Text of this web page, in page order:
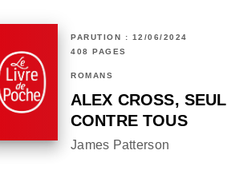
PARUTION : 12/06/2024
408 PAGES
ROMANS
ALEX CROSS, SEUL
CONTRE TOUS
James Patterson